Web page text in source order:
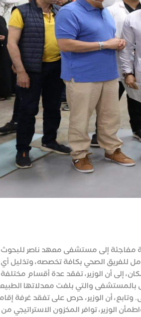
مفاجئة إلى مستشفى معهد ناصر
للفريق الصحي بكافة تخصصه، وتذليل
إلى أن الوزير، تفقد عدة أقسام مختلفة
بالمستشفى والتي بلغت معدلاتها
أن الوزير، حرص على تفقد غرفة
الوزير، توافر المخزون الاستراتيجي